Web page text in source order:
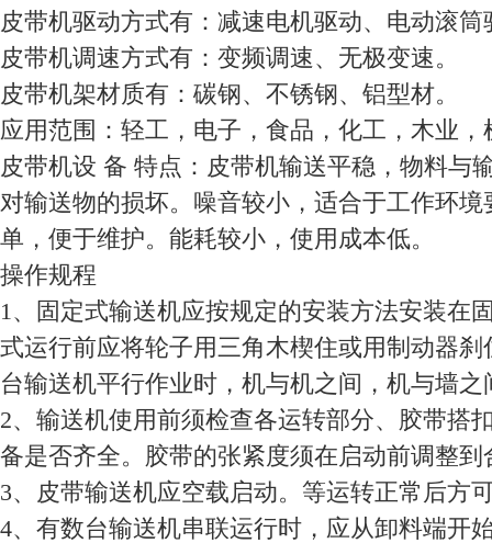
皮带机驱动方式有：减速电机驱动、电动滚筒
皮带机调速方式有：变频调速、无极变速。
皮带机架材质有：碳钢、不锈钢、铝型材。
应用范围：轻工，电子，食品，化工，木业，
皮带机设 备 特点：皮带机输送平稳，物料与
对输送物的损坏。噪音较小，适合于工作环
单，便于维护。能耗较小，使用成本低。
操作规程
1、固定式输送机应按规定的安装方法安装在
式运行前应将轮子用三角木楔住或用制动器
台输送机平行作业时，机与机之间，机与墙
2、输送机使用前须检查各运转部分、胶带搭
备是否齐全。胶带的张紧度须在启动前调整到
3、皮带输送机应空载启动。等运转正常后方
4、有数台输送机串联运行时，应从卸料端开